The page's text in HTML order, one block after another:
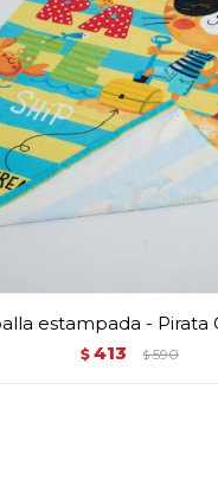
estampada - Pirata
$ 413 $ 590